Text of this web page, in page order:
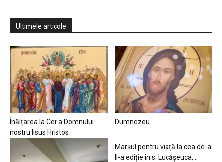
Ultimele articole
Înălțarea la Cer a Domnului
nostru Iisus Hristos
Dumnezeu…
Marșul pentru viață la cea de-a
II-a ediție în s. Lucășeuca,...